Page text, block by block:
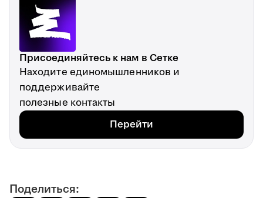
Присоединяйтесь к нам в Сетке
Находите единомышленников и
поддерживайте
полезные контакты
Перейти
Поделиться: